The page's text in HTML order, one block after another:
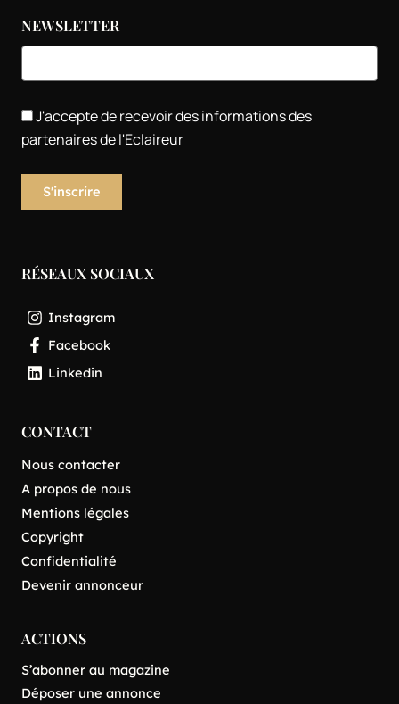
NEWSLETTER
J'accepte de recevoir des informations des
partenaires de l'Eclaireur
RÉSEAUX SOCIAUX
Instagram
Facebook
Linkedin
CONTACT
Nous contacter
A propos de nous
Mentions légales
Copyright
Confidentialité
Devenir annonceur
ACTIONS
S’abonner au magazine
Déposer une annonce